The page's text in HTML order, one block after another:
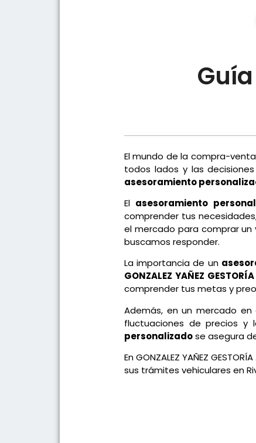
El mundo de la compra-
todos lados y las
asesoramiento
El asesoramiento
comprender tus
el mercado para comprar
buscamos responder.
La importancia de un
GONZALEZ YAÑEZ
comprender tus metas y
Además, en un mercado
fluctuaciones de precios y
personalizadose asegura
En GONZALEZ YAÑEZ
sus trámites vehiculares en